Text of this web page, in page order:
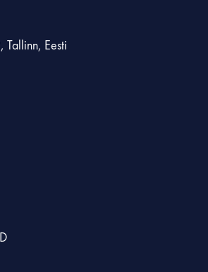
Tallinn, Eesti